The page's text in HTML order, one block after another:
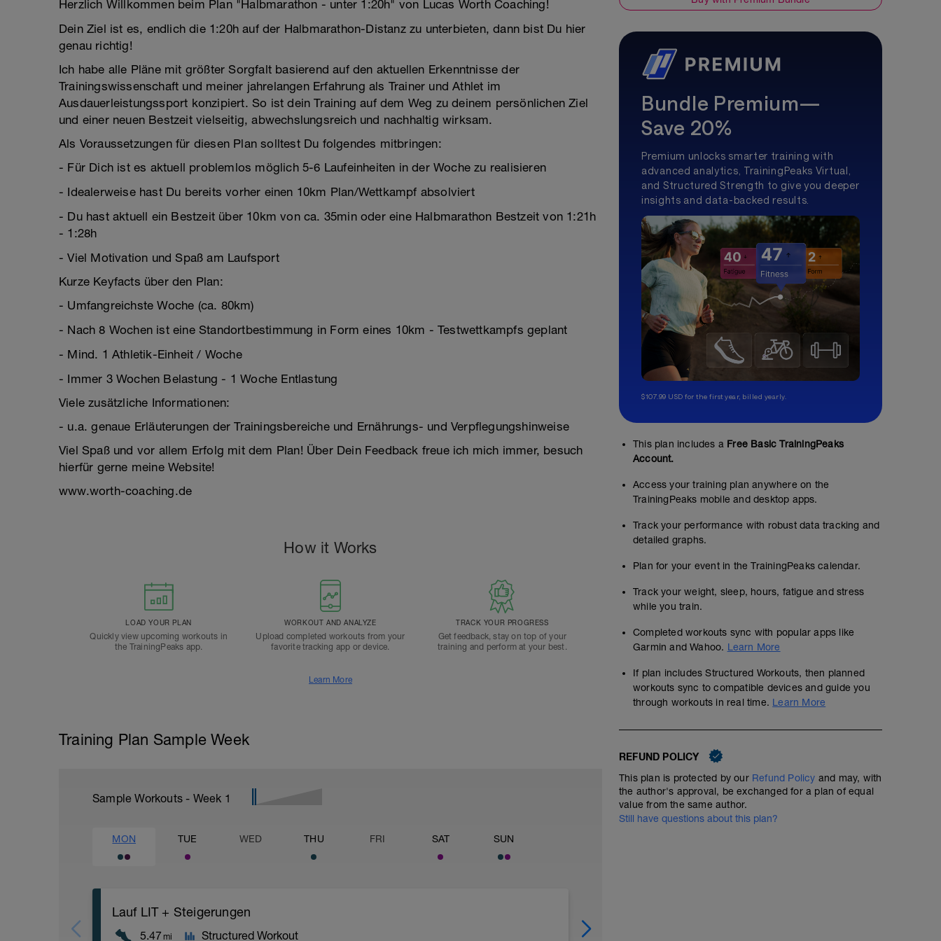
Herzlich Willkommen beim Plan "Halbmarathon - unter 1:20h" von Lucas Worth Coaching!
Dein Ziel ist es, endlich die 1:20h auf der Halbmarathon-Distanz zu unterbieten, dann bist Du hier
genau richtig!
Ich habe alle Pläne mit größter Sorgfalt basierend auf den aktuellen Erkenntnisse der
Trainingswissenschaft und meiner jahrelangen Erfahrung als Trainer und Athlet im
Ausdauerleistungssport konzipiert. So ist dein Training auf dem Weg zu deinem persönlichen Ziel
und einer neuen Bestzeit vielseitig, abwechslungsreich und nachhaltig wirksam.
Als Voraussetzungen für diesen Plan solltest Du folgendes mitbringen:
- Für Dich ist es aktuell problemlos möglich 5-6 Laufeinheiten in der Woche zu realisieren
- Idealerweise hast Du bereits vorher einen 10km Plan/Wettkampf absolviert
- Du hast aktuell ein Bestzeit über 10km von ca. 35min oder eine Halbmarathon Bestzeit von 1:21h
- 1:28h
- Viel Motivation und Spaß am Laufsport
Kurze Keyfacts über den Plan:
- Umfangreichste Woche (ca. 80km)
- Nach 8 Wochen ist eine Standortbestimmung in Form eines 10km - Testwettkampfs geplant
- Mind. 1 Athletik-Einheit / Woche
- Immer 3 Wochen Belastung - 1 Woche Entlastung
Viele zusätzliche Informationen:
- u.a. genaue Erläuterungen der Trainingsbereiche und Ernährungs- und Verpflegungshinweise
Viel Spaß und vor allem Erfolg mit dem Plan! Über Dein Feedback freue ich mich immer, besuch
hierfür gerne meine Website!
www.worth-coaching.de
How it Works
LOAD YOUR PLAN
Quickly view upcoming workouts in
the TrainingPeaks app.
WORKOUT AND ANALYZE
Upload completed workouts from your
favorite tracking app or device.
TRACK YOUR PROGRESS
Get feedback, stay on top of your
training and perform at your best.
Learn More
Training Plan Sample Week
Sample Workouts - Week 1
MON TUE WED THU FRI SAT SUN
Lauf LIT + Steigerungen
5.47 mi Structured Workout
Bundle Premium—
Save 20%
Premium unlocks smarter training with
advanced analytics, TrainingPeaks Virtual,
and Structured Strength to give you deeper
insights and data-backed results.
$107.99 USD for the first year, billed yearly.
This plan includes a Free Basic TrainingPeaks
Account.
Access your training plan anywhere on the
TrainingPeaks mobile and desktop apps.
Track your performance with robust data tracking and
detailed graphs.
Plan for your event in the TrainingPeaks calendar.
Track your weight, sleep, hours, fatigue and stress
while you train.
Completed workouts sync with popular apps like
Garmin and Wahoo. Learn More
If plan includes Structured Workouts, then planned
workouts sync to compatible devices and guide you
through workouts in real time. Learn More
REFUND POLICY
This plan is protected by our Refund Policy and may, with
the author's approval, be exchanged for a plan of equal
value from the same author.
Still have questions about this plan?